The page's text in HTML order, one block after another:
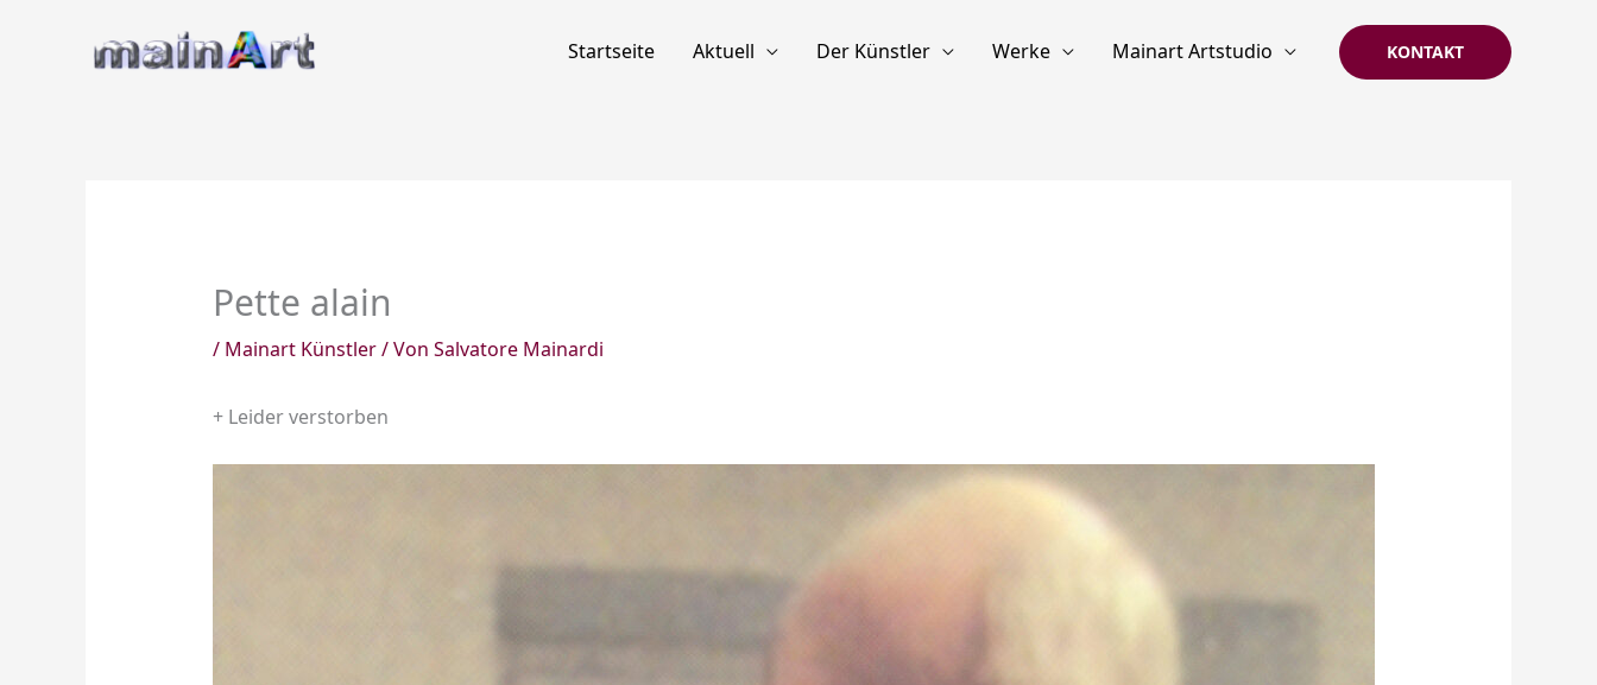
Startseite Aktuell Der Künstler Werke Mainart Artstudio KONTAKT
Pette alain
/ Mainart Künstler/ Von Salvatore Mainardi
+ Leider verstorben